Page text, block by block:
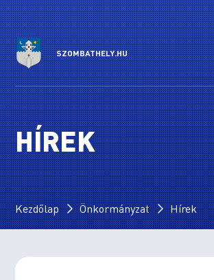
SZOMBATHELY.HU
HÍREK
Kezdőlap Önkormányzat Hírek